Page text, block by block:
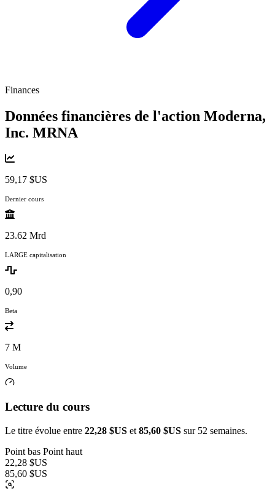
Finances
Données financières de l'action Moderna,
Inc. MRNA
59,17 $US
Dernier cours
23.62 Mrd
LARGE capitalisation
0,90
Beta
7 M
Volume
Lecture du cours
Le titre évolue entre 22,28 $US et 85,60 $US sur 52 semaines.
Point bas Point haut
22,28 $US
85,60 $US